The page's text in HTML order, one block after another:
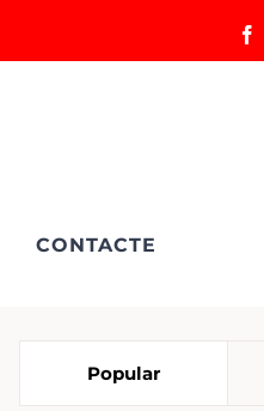
CONTACTE
Popular